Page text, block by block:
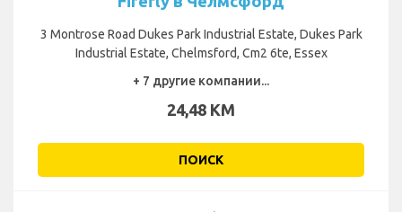
3 Montrose Road Dukes Park Industrial Estate, Dukes Park
Industrial Estate, Chelmsford, Cm2 6te, Essex
+ 7 другие компании...
24,48 KM
ПОИСК